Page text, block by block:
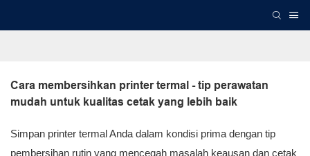
Cara membersihkan printer termal - tip perawatan
mudah untuk kualitas cetak yang lebih baik
Simpan printer termal Anda dalam kondisi prima dengan tip
pembersihan rutin yang mencegah masalah keausan dan cetak